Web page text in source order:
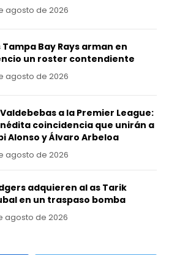
agosto de 2026
Tampa Bay Rays arman en
un roster contendiente
agosto de 2026
a la Premier League:
coincidencia que unirán a
Alonso y Álvaro Arbeloa
agosto de 2026
adquieren al as Tarik
en un traspaso bomba
agosto de 2026